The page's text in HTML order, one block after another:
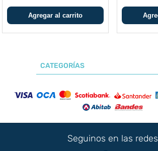
CATEGORÍAS
Seguinos en las redes